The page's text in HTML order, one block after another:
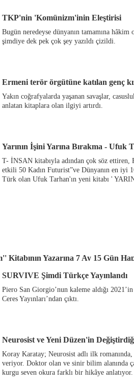
TKP'nin 'Komünizm'inin Eleştirisi
Bugün neredeyse dünyanın tamamına
şimdiye dek pek çok şey yazıldı çizildi.
Ermeni terör örgütüne katılan genç
Yakın coğrafyalarda yaşanan savaşlar,
anlatan kitaplara olan ilgiyi artırdı.
Yarının İşini Yarına Bırakma - Ufuk
T- İNSAN kitabıyla adından çok söz
etkili 50 Kadın Futurist”ve Dünyanın en iyi
Türk olan Ufuk Tarhan'ın yeni kitabı '
Yazarına 7 Ay 15 Gün
yazarı Osman Akyol’a, “halkın bir
gün hapis cezası verildi.
SURVIVE Şimdi Türkçe Yayınlandı
Piero San Giorgio’nun kaleme aldığı
Ceres Yayınları’ndan çıktı.
Neurosist ve Yeni Düzen'in
Koray Karatay; Neurosist adlı ilk
veriyor. Doktor olan ve sinir bilim alanında
kurgu seven okura farklı bir hikâye anlatıyor.